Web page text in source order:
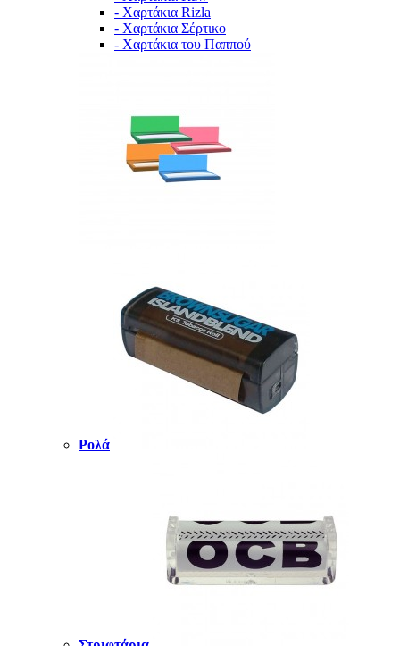
- Χαρτάκια Rizla
- Χαρτάκια Σέρτικο
- Χαρτάκια του Παππού
Ρολά